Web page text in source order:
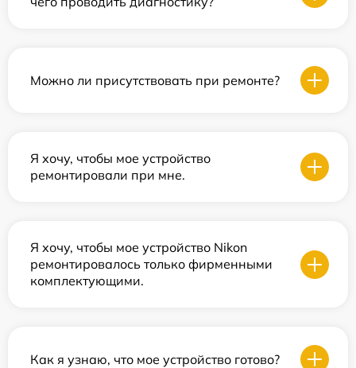
Можно ли присутствовать при ремонте?
Я хочу, чтобы мое устройство
ремонтировали при мне.
Я хочу, чтобы мое устройство Nikon
ремонтировалось только фирменными
комплектующими.
Как я узнаю, что мое устройство готово?